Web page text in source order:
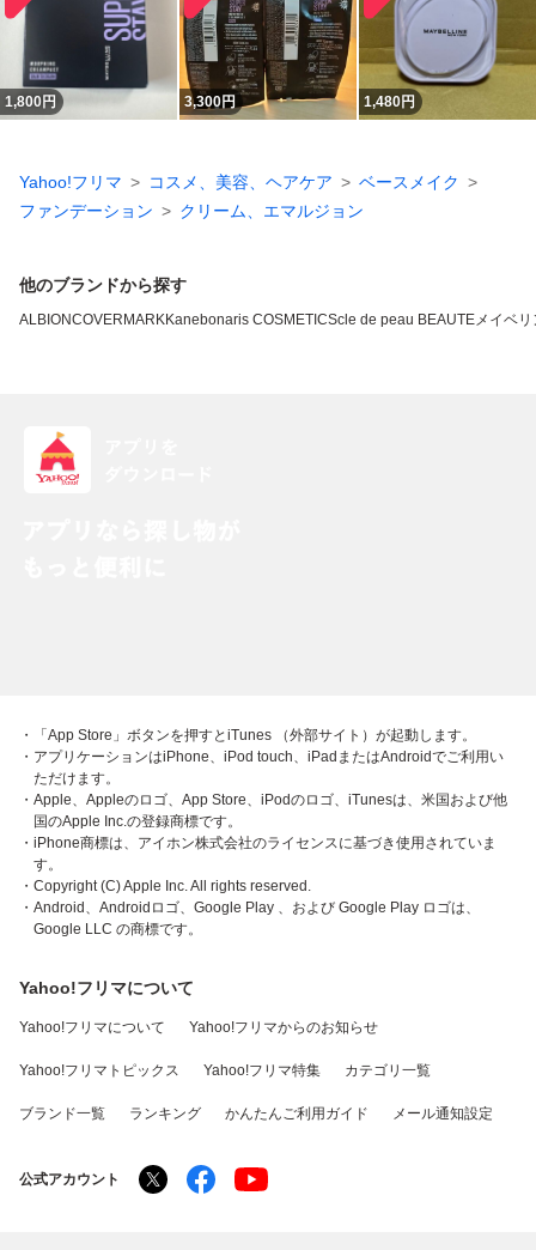
1,800円 3,300円 1,480円
Yahoo!フリマ コスメ、美容、ヘアケア
ベースメイク
ファンデーション
クリーム、エマルジョン
他のブランドから探す
ALBIONCOVERMARKKanebonaris COSMETICScle de peau BEAUTEメイベリ
・「App Store」ボタンを押すとiTunes （外部サイト）が起動します。
・アプリケーションはiPhone、iPod touch、iPadまたはAndroidでご利用い
ただけます。
・Apple、Appleのロゴ、App Store、iPodのロゴ、iTunesは、米国および他
国のApple Inc.の登録商標です。
・iPhone商標は、アイホン株式会社のライセンスに基づき使用されていま
す。
・Copyright (C) Apple Inc. All rights reserved.
・Android、Androidロゴ、Google Play 、および Google Play ロゴは、
Google LLC の商標です。
Yahoo!フリマについて
Yahoo!フリマについて Yahoo!フリマからのお知らせ
Yahoo!フリマトピックス Yahoo!フリマ特集 カテゴリ一覧
ブランド一覧 ランキング かんたんご利用ガイド メール通知設定
公式アカウント